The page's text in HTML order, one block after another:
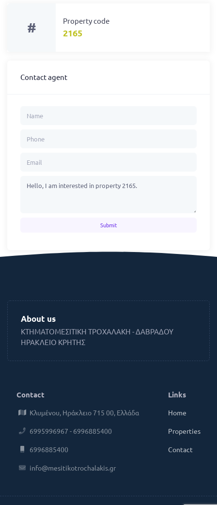
# Property code
2165
Contact agent
Submit
About us
ΚΤΗΜΑΤΟΜΕΣΙΤΙΚΗ ΤΡΟΧΑΛΑΚΗ - ΔΑΒΡΑΔΟΥ
ΗΡΑΚΛΕΙΟ ΚΡΗΤΗΣ
Contact
Κλυμένου, Ηράκλειο 715 00, Ελλάδα
6995996967 - 6996885400
6996885400
info@mesitikotrochalakis.gr
Links
Home
Properties
Contact